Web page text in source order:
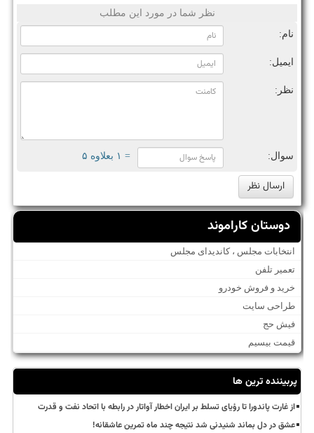
نظر شما در مورد این مطلب
نام:
ایمیل:
نظر:
سوال: = ۱ بعلاوه ۵
دوستان کاراموند
انتخابات مجلس ، کاندیدای مجلس
تعمیر تلفن
خرید و فروش خودرو
طراحی سایت
فیش حج
قیمت بیسیم
پربیننده ترین ها
از غارت پاندورا تا رؤیای تسلط بر ایران اخطار آواتار در رابطه با اتحاد نفت و قدرت
عشق در دل بماند شنیدنی شد نتیجه چند ماه تمرین عاشقانه!